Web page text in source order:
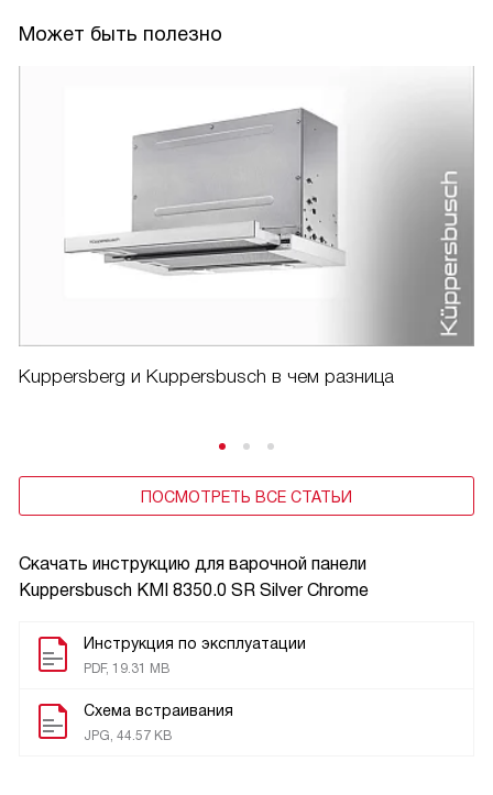
Скачать инструкцию для варочной панели
Kuppersbusch KMI 8350.0 SR Silver Chrome
Инструкция по эксплуатации
PDF, 19.31 MB
Схема встраивания
JPG, 44.57 KB
Может быть полезно
Kuppersberg и Kuppersbusch в чем разница
ПОСМОТРЕТЬ ВСЕ СТАТЬИ